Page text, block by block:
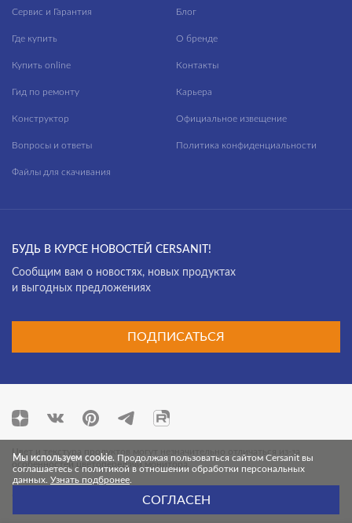
Сервис и Гарантия
Где купить
Купить online
Гид по ремонту
Конструктор
Вопросы и ответы
Файлы для скачивания
Блог
О бренде
Контакты
Карьера
Официальное извещение
Политика конфиденциальности
БУДЬ В КУРСЕ НОВОСТЕЙ CERSANIT!
Cообщим вам о новостях, новых продуктах
и выгодных предложениях
ПОДПИСАТЬСЯ
Цвет и текстура продуктов могут незначительно отличаться из-за
особенностей цветопередачи монитора.
© 2026 Cersanit. Все права защищены.
Мы используем cookie. Продолжая пользоваться сайтом Cersanit вы
соглашаетесь с политикой в отношении обработки персональных
данных. Узнать подбронее
СОГЛАСЕН